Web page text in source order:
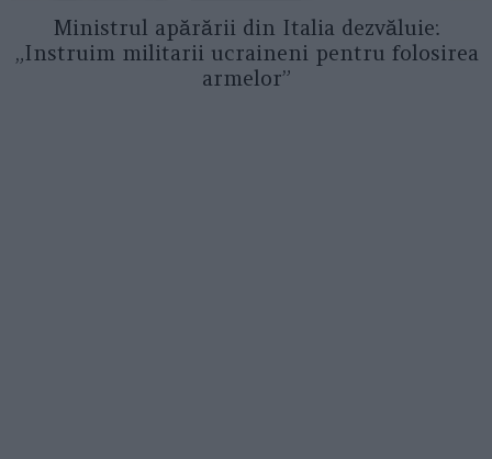
Ministrul apărării din Italia dezvăluie:
„Instruim militarii ucraineni pentru folosirea
armelor”